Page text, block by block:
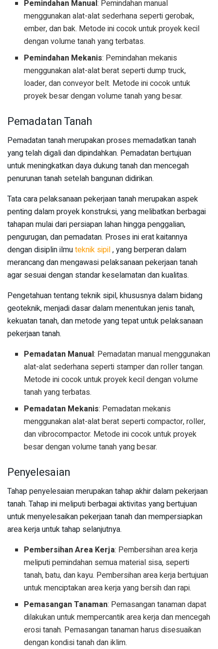
Pemindahan Manual: Pemindahan manual
menggunakan alat-alat sederhana seperti gerobak,
ember, dan bak. Metode ini cocok untuk proyek kecil
dengan volume tanah yang terbatas.
Pemindahan Mekanis: Pemindahan mekanis
menggunakan alat-alat berat seperti dump truck,
loader, dan conveyor belt. Metode ini cocok untuk
proyek besar dengan volume tanah yang besar.
Pemadatan Tanah
Pemadatan tanah merupakan proses memadatkan tanah
yang telah digali dan dipindahkan. Pemadatan bertujuan
untuk meningkatkan daya dukung tanah dan mencegah
penurunan tanah setelah bangunan didirikan.
Tata cara pelaksanaan pekerjaan tanah merupakan aspek
penting dalam proyek konstruksi, yang melibatkan berbagai
tahapan mulai dari persiapan lahan hingga penggalian,
pengurugan, dan pemadatan. Proses ini erat kaitannya
dengan disiplin ilmuteknik sipil, yang berperan dalam
merancang dan mengawasi pelaksanaan pekerjaan tanah
agar sesuai dengan standar keselamatan dan kualitas.
Pengetahuan tentang teknik sipil, khususnya dalam bidang
geoteknik, menjadi dasar dalam menentukan jenis tanah,
kekuatan tanah, dan metode yang tepat untuk pelaksanaan
pekerjaan tanah.
Pemadatan Manual: Pemadatan manual menggunakan
alat-alat sederhana seperti stamper dan roller tangan.
Metode ini cocok untuk proyek kecil dengan volume
tanah yang terbatas.
Pemadatan Mekanis: Pemadatan mekanis
menggunakan alat-alat berat seperti compactor, roller,
dan vibrocompactor. Metode ini cocok untuk proyek
besar dengan volume tanah yang besar.
Penyelesaian
Tahap penyelesaian merupakan tahap akhir dalam pekerjaan
tanah. Tahap ini meliputi berbagai aktivitas yang bertujuan
untuk menyelesaikan pekerjaan tanah dan mempersiapkan
area kerja untuk tahap selanjutnya.
Pembersihan Area Kerja: Pembersihan area kerja
meliputi pemindahan semua material sisa, seperti
tanah, batu, dan kayu. Pembersihan area kerja bertujuan
untuk menciptakan area kerja yang bersih dan rapi.
Pemasangan Tanaman: Pemasangan tanaman dapat
dilakukan untuk mempercantik area kerja dan mencegah
erosi tanah. Pemasangan tanaman harus disesuaikan
dengan kondisi tanah dan iklim.